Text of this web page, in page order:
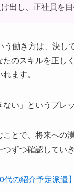
出し、正社員を
う働き方は、決し
たのスキルを正し
ます。
ない」というプ
ことで、将来への
ずつ確認してい
代の紹介予定派